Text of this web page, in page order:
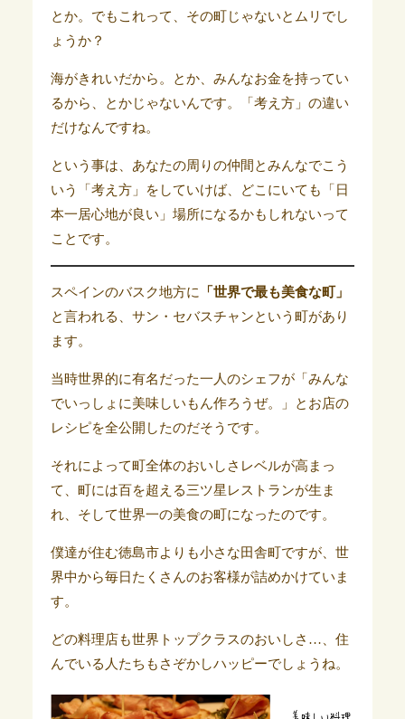
とか。でもこれって、その町じゃないとムリでし
ょうか？
海がきれいだから。とか、みんなお金を持ってい
るから、とかじゃないんです。「考え方」の違い
だけなんですね。
という事は、あなたの周りの仲間とみんなでこう
いう「考え方」をしていけば、どこにいても「日
本一居心地が良い」場所になるかもしれないって
ことです。
スペインのバスク地方に
「世界で最も美食な町」
と言われる、サン・セバスチャンという町があり
ます。
当時世界的に有名だった一人のシェフが「みんな
でいっしょに美味しいもん作ろうぜ。」とお店の
レシピを全公開したのだそうです。
それによって町全体のおいしさレベルが高まっ
て、町には百を超える三ツ星レストランが生ま
れ、そして世界一の美食の町になったのです。
僕達が住む徳島市よりも小さな田舎町ですが、世
界中から毎日たくさんのお客様が詰めかけていま
す。
どの料理店も世界トップクラスのおいしさ…、住
んでいる人たちもさぞかしハッピーでしょうね。